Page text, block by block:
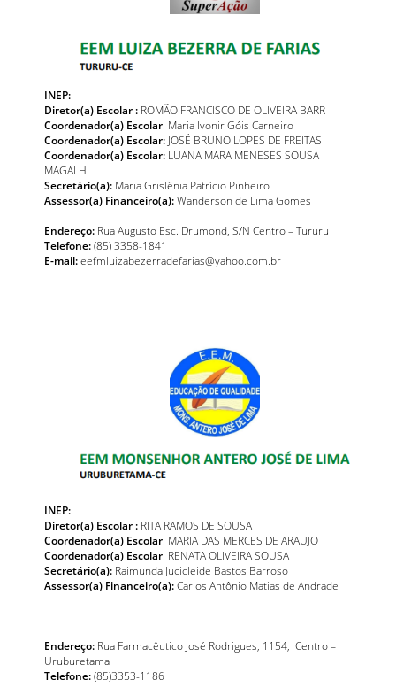
INEP:
Diretor(a) Escolar : ROMÃO FRANCISCO DE OLIVEIRA BARR
Coordenador(a) Escolar: Maria Ivonir Góis Carneiro
Coordenador(a) Escolar: JOSÉ BRUNO LOPES DE FREITAS
Coordenador(a) Escolar: LUANA MARA MENESES SOUSA
MAGALH
Secretário(a): Maria Grislênia Patrício Pinheiro
Assessor(a) Financeiro(a):Wanderson de Lima Gomes
Endereço: Rua Augusto Esc. Drumond, S/N Centro – Tururu
Telefone:(85) 3358-1841
E-mail:eefmluizabezerradefarias@yahoo.com.br
INEP:
Diretor(a) Escolar : RITA RAMOS DE SOUSA
Coordenador(a) Escolar: MARIA DAS MERCES DE ARAUJO
Coordenador(a) Escolar: RENATA OLIVEIRA SOUSA
Secretário(a): Raimunda Jucicleide Bastos Barroso
Assessor(a) Financeiro(a):Carlos Antônio Matias de Andrade
Endereço: Rua Farmacêutico José Rodrigues, 1154, Centro –
Uruburetama
Telefone:(85)3353-1186